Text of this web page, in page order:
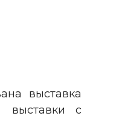
выставка
выставки с